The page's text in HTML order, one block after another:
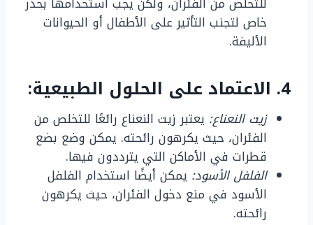
خاص لتجنب التأثير على الأطفال أو الحيوانات
الأليفة.
4. الاعتماد على الحلول الطبيعية:
زيت النعناع: يعتبر زيت النعناع رائعًا للتخلص من
الفئران، حيث يكرهون رائحته. يمكن وضع بضع
قطرات في الأماكن التي يترددون فيها.
الفلفل الأسود: يمكن أيضًا استخدام الفلفل
الأسود في منع دخول الفئران، حيث يكرهون
رائحته.